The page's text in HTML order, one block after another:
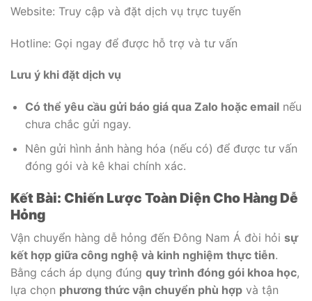
Website: Truy cập và đặt dịch vụ trực tuyến
Hotline: Gọi ngay để được hỗ trợ và tư vấn
Lưu ý khi đặt dịch vụ
Có thể yêu cầu gửi báo giá qua Zalo hoặc emailnếu
chưa chắc gửi ngay.
Nên gửi hình ảnh hàng hóa (nếu có) để được tư vấn
đóng gói và kê khai chính xác.
Kết Bài: Chiến Lược Toàn Diện Cho Hàng Dễ
Hỏng
Vận chuyển hàng dễ hỏng đến Đông Nam Á đòi hỏi sự
kết hợp giữa công nghệ và kinh nghiệm thực tiễn.
Bằng cách áp dụng đúng quy trình đóng gói khoa học,
lựa chọn phương thức vận chuyển phù hợp và tận